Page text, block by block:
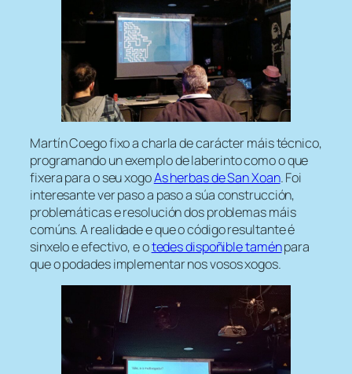
Martín Coego fixo a charla de carácter máis técnico,
programando un exemplo de laberinto como o que
fixera para o seu xogoAs herbas de San Xoan. Foi
interesante ver paso a paso a súa construcción,
problemáticas e resolución dos problemas máis
comúns. A realidade e que o código resultante é
sinxelo e efectivo, e otedes dispoñible taménpara
que o podades implementar nos vosos xogos.